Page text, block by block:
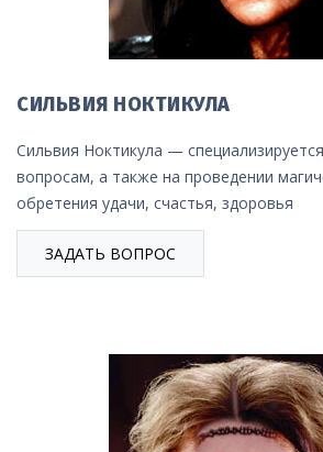
СИЛЬВИЯ НОКТИКУЛА
Сильвия Ноктикула —
вопросам, а также на проведении
обретения удачи, счастья, здоровья
ЗАДАТЬ ВОПРОС